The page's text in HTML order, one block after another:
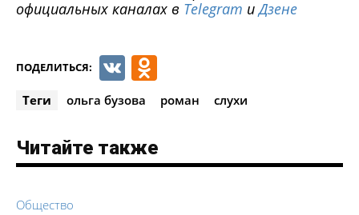
официальных каналах в Telegram иДзене
ПОДЕЛИТЬСЯ: VK
Теги ольга бузова роман слухи
Читайте также
Общество